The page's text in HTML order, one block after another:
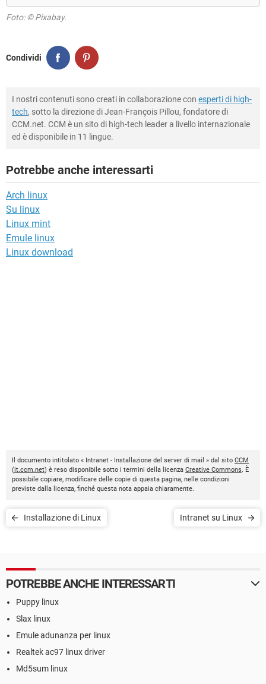
Foto: © Pixabay.
Condividi
I nostri contenuti sono creati in collaborazione con esperti di high-
tech, sotto la direzione di Jean-François Pillou, fondatore di
CCM.net. CCM è un sito di high-tech leader a livello internazionale
ed è disponibile in 11 lingue.
Potrebbe anche interessarti
Arch linux
Su linux
Linux mint
Emule linux
Linux download
Il documento intitolato « Intranet - Installazione del server di mail » dal sito CCM
(it.ccm.net) è reso disponibile sotto i termini della licenza Creative Commons. È
possibile copiare, modificare delle copie di questa pagina, nelle condizioni
previste dalla licenza, finché questa nota appaia chiaramente.
Installazione di Linux Intranet su Linux
POTREBBE ANCHE INTERESSARTI
Puppy linux
Slax linux
Emule adunanza per linux
Realtek ac97 linux driver
Md5sum linux